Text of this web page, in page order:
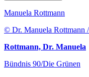
Manuela Rottmann
© Dr. Manuela Rottmann
Rottmann, Dr. Manuela
Bündnis 90/Die Grünen